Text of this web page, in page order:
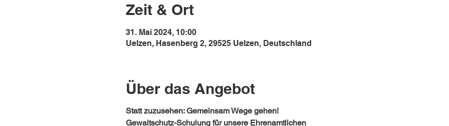
Zeit & Ort
31. Mai 2024, 10:00
Uelzen, Hasenberg 2, 29525 Uelzen, Deutschland
Über das Angebot
Statt zuzusehen: Gemeinsam Wege gehen!
Gewaltschutz-Schulung für unsere Ehrenamtlichen